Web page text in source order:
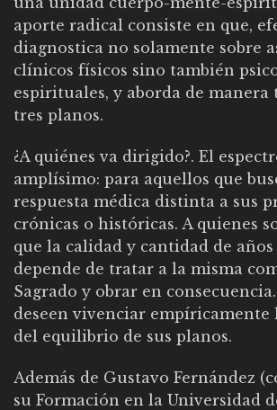
aporte radical consiste en que,
diagnostica no solamente sobre
clínicos físicos sino también
espirituales, y aborda de manera
tres planos.
¿A quiénes va dirigido?. El
amplísimo: para aquellos que
respuesta médica distinta a sus
crónicas o históricas. A quienes
que la calidad y cantidad de
depende de tratar a la misma
Sagrado y obrar en
deseen vivenciar empíricamente
del equilibrio de sus planos.
Además de Gustavo Fernández
su Formación en la Universidad